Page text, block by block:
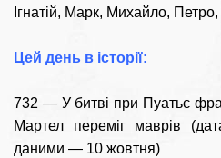
Ігнатій, Марк, Михайло,
Цей день в історії:
732 — У битві при Пуатьє
Мартел переміг маврів
даними — 10 жовтня)